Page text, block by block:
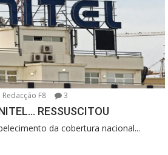
Redacção F8 3
RESSUSCITOU
da cobertura nacional...